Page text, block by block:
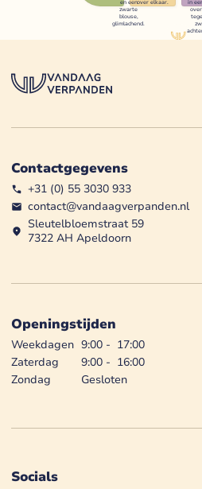
Contactgegevens
+31 (0) 55 3030 933
contact@vandaagverpanden.nl
Sleutelbloemstraat 59
7322 AH Apeldoorn
Openingstijden
Weekdagen 9:00 - 17:00
Zaterdag
9:00 - 16:00
Zondag
Gesloten
Socials